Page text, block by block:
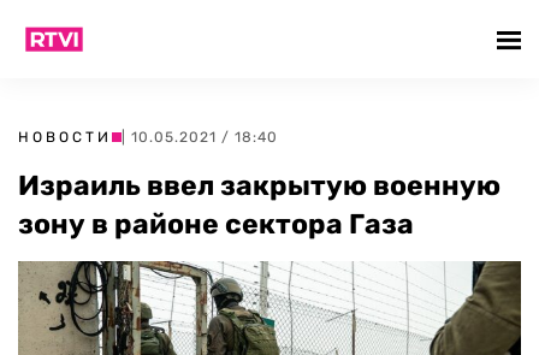
НОВОСТИ | 10.05.2021 / 18:40
Израиль ввел закрытую военную
зону в районе сектора Газа